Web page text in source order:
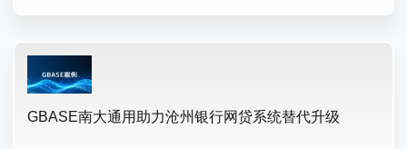
GBASE南大通用助力沧州银行网贷系统替代升级